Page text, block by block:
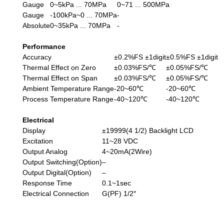
Gauge
Gauge
Absolute
0~5kPa ... 70MPa
-100kPa~0 ... 70MPa
0~35kPa ... 70MPa
0~71 ... 500MPa
-
-
Performance
Accuracy
Thermal Effect on Zero
Thermal Effect on Span
Ambient Temperature Range
Process Temperature Range
±0.2%FS ±1digit
±0.03%FS/℃
±0.03%FS/℃
-20~60℃
-40~120℃
±0.5%FS ±1digit
±0.05%FS/℃
±0.05%FS/℃
-20~60℃
-40~120℃
Electrical
Display
Excitation
Output Analog
Output Switching(Option)
Output Digital(Option)
Response Time
Electrical Connection
±19999(4 1/2) Backlight LCD
11~28 VDC
4~20mA(2Wire)
–
–
0.1~1sec
G(PF) 1/2″